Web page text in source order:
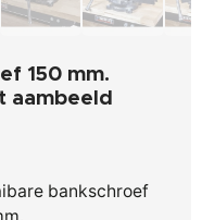
150 mm.
aambeeld
bankschroef